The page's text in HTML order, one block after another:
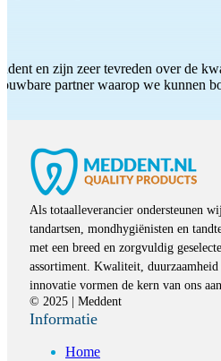
en zijn zeer tevreden over de
partner waarop we kunnen
Als totaalleverancier ondersteunen wij
tandartsen, mondhygiënisten en
met een breed en zorgvuldig
assortiment. Kwaliteit, duurzaamheid
innovatie vormen de kern van ons
© 2025 | Meddent
Informatie
Home